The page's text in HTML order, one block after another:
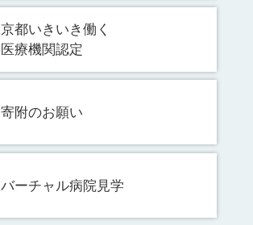
京都いきいき働く
医療機関認定
寄附のお願い
バーチャル病院見学